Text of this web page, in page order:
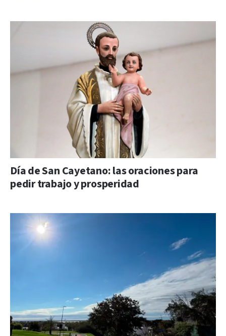
Día de San Cayetano: las oraciones para
pedir trabajo y prosperidad